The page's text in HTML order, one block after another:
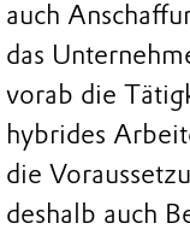
auch
das
vorab die
hybrides
die
deshalb auch